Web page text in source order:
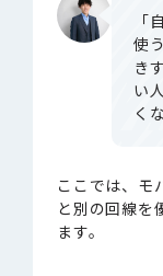
「
使
き
い
く
ここでは、モ
と別の回線を
ます。